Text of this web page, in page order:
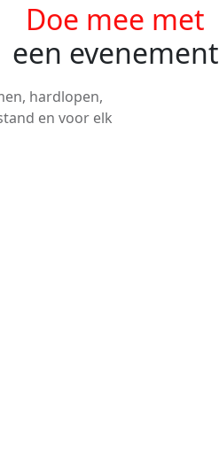
Doe mee met
een evenement
hardlopen,
en voor elk